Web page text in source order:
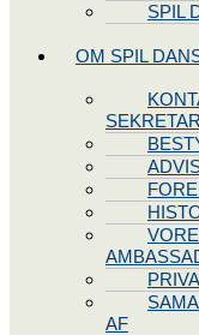
SPIL
OM SPIL
AF